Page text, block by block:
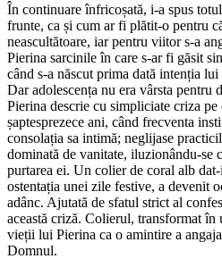
În continuare înfricoșată, i-a spus
frunte, ca și cum ar fi plătit-o pentru
neascultătoare, iar pentru viitor s-a
Pierina sarcinile în care s-ar fi găsit
când s-a născut prima dată intenția
Dar adolescența nu era vârsta
Pierina descrie cu simpliciate criza pe
șaptesprezece ani, când frecventa
consolația sa intimă; neglijase
dominată de vanitate, iluzionându-se
purtarea ei. Un colier de coral alb
ostentația unei zile festive, a devenit
adânc. Ajutată de sfatul strict al
această criză. Colierul, transformat în
vieții lui Pierina ca o amintire a
Domnul.